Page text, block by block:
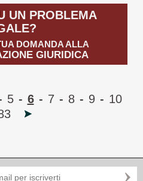
UN PROBLEMA
DOMANDA ALLA
GIURIDICA
5 - 6 - 7 - 8 - 9 - 10